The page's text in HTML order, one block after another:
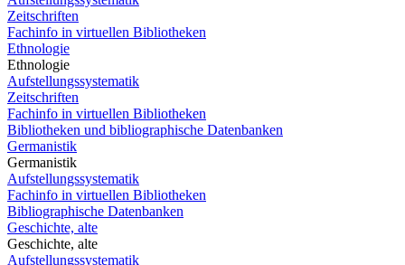
Zeitschriften
Fachinfo in virtuellen Bibliotheken
Ethnologie
Ethnologie
Aufstellungssystematik
Zeitschriften
Fachinfo in virtuellen Bibliotheken
Bibliotheken und bibliographische Datenbanken
Germanistik
Germanistik
Aufstellungssystematik
Fachinfo in virtuellen Bibliotheken
Bibliographische Datenbanken
Geschichte, alte
Geschichte, alte
Aufstellungssystematik